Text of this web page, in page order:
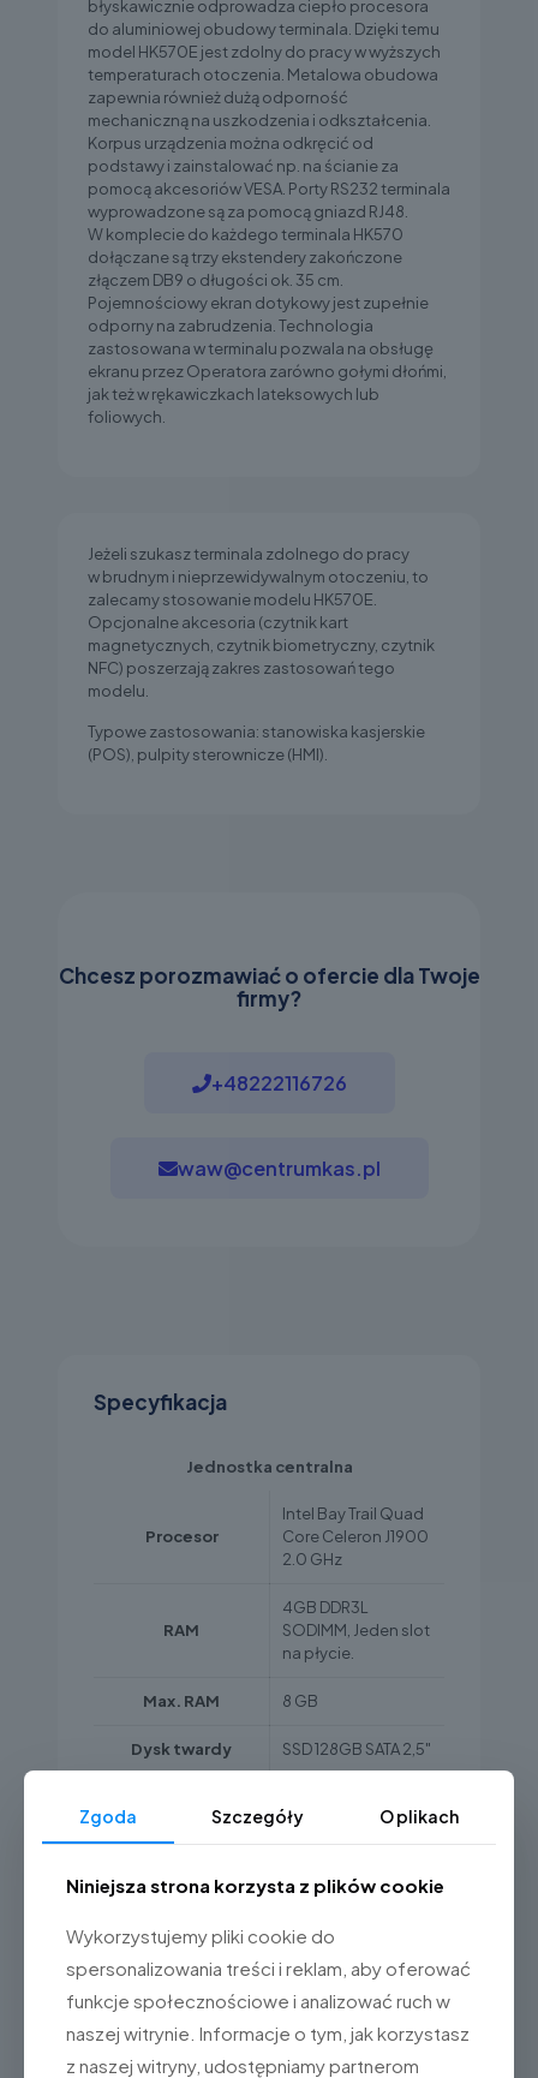
błyskawicznie odprowadza ciepło procesora
do aluminiowej obudowy terminala. Dzięki temu
model HK570E jest zdolny do pracy w wyższych
temperaturach otoczenia. Metalowa obudowa
zapewnia również dużą odporność
mechaniczną na uszkodzenia i odkształcenia.
Korpus urządzenia można odkręcić od
podstawy i zainstalować np. na ścianie za
pomocą akcesoriów VESA. Porty RS232 terminala
wyprowadzone są za pomocą gniazd RJ48.
W komplecie do każdego terminala HK570
dołączane są trzy ekstendery zakończone
złączem DB9 o długości ok. 35 cm.
Pojemnościowy ekran dotykowy jest zupełnie
odporny na zabrudzenia. Technologia
zastosowana w terminalu pozwala na obsługę
ekranu przez Operatora zarówno gołymi dłońmi,
jak też w rękawiczkach lateksowych lub
foliowych.
Jeżeli szukasz terminala zdolnego do pracy
w brudnym i nieprzewidywalnym otoczeniu, to
zalecamy stosowanie modelu HK570E.
Opcjonalne akcesoria (czytnik kart
magnetycznych, czytnik biometryczny, czytnik
NFC) poszerzają zakres zastosowań tego
modelu.
Typowe zastosowania: stanowiska kasjerskie
(POS), pulpity sterownicze (HMI).
Chcesz porozmawiać o ofercie dla Twoje
firmy?
+48222116726
waw@centrumkas.pl
Specyfikacja
Jednostka centralna
Procesor
Intel Bay Trail Quad
Core Celeron J1900
2.0 GHz
RAM
4GB DDR3L
SODIMM, Jeden slot
na płycie.
Max. RAM 8 GB
Dysk twardy SSD 128GB SATA 2,5"
Ekran
dotykowego
Capacitive
Porty komunikacyjne
Zgoda Szczegóły O plikach
Niniejsza strona korzysta z plików cookie
Wykorzystujemy pliki cookie do
spersonalizowania treści i reklam, aby oferować
funkcje społecznościowe i analizować ruch w
naszej witrynie. Informacje o tym, jak korzystasz
z naszej witryny, udostępniamy partnerom